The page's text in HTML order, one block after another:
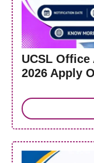
UCSL
2026 Apply